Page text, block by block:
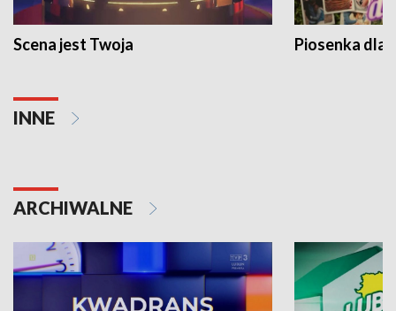
Scena jest Twoja Piosenka dla
INNE
ARCHIWALNE